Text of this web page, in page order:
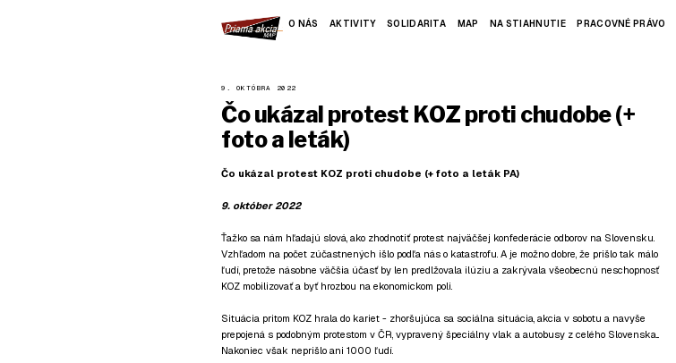
O NÁS AKTIVITY SOLIDARITA MAP NA STIAHNUTIE PRACOVNÉ PRÁVO
9. OKTÓBRA 2022
Čo ukázal protest KOZ proti chudobe (+
foto a leták)
Čo ukázal protest KOZ proti chudobe (+ foto a leták PA)
9. október 2022
Ťažko sa nám hľadajú slová, ako zhodnotiť protest najväčšej konfederácie odborov na Slovensku.
Vzhľadom na počet zúčastnených išlo podľa nás o katastrofu. A je možno dobre, že prišlo tak málo
ľudí, pretože násobne väčšia účasť by len predlžovala ilúziu a zakrývala všeobecnú neschopnosť
KOZ mobilizovať a byť hrozbou na ekonomickom poli.
Situácia pritom KOZ hrala do kariet - zhoršujúca sa sociálna situácia, akcia v sobotu a navyše
prepojená s podobným protestom v ČR, vypravený špeciálny vlak a autobusy z celého Slovenska...
Nakoniec však neprišlo ani 1000 ľudí.